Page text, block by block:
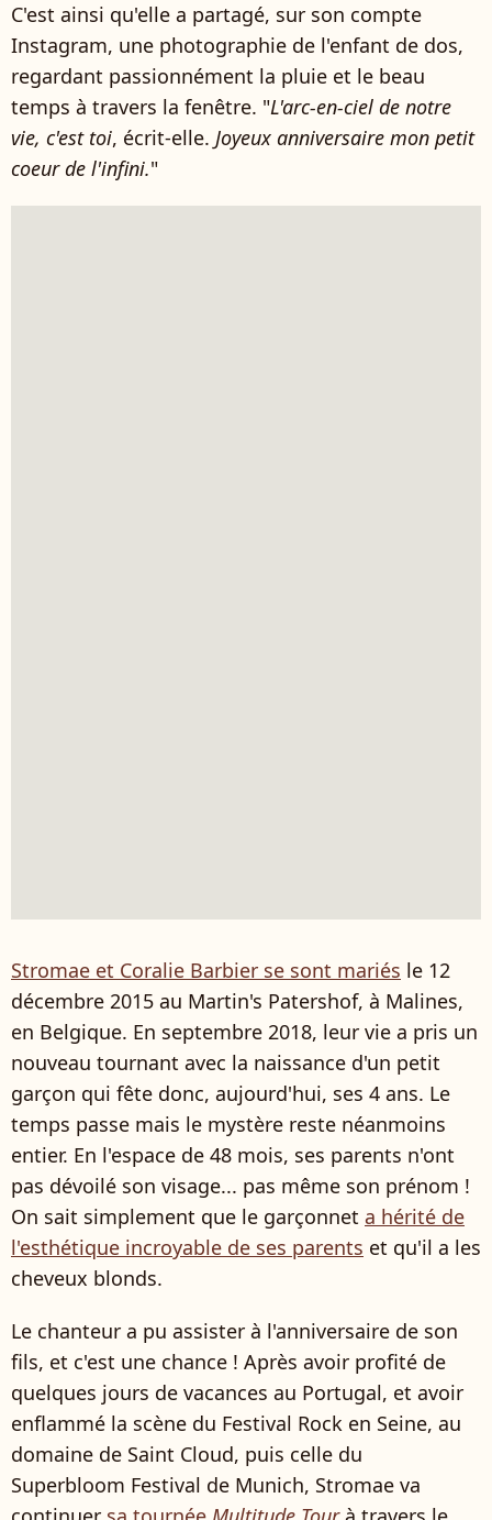
C'est ainsi qu'elle a partagé, sur son compte
Instagram, une photographie de l'enfant de dos,
regardant passionnément la pluie et le beau
temps à travers la fenêtre. "L'arc-en-ciel de notre
vie, c'est toi, écrit-elle. Joyeux anniversaire mon petit
coeur de l'infini."
Stromae et Coralie Barbier se sont mariés le 12
décembre 2015 au Martin's Patershof, à Malines,
en Belgique. En septembre 2018, leur vie a pris un
nouveau tournant avec la naissance d'un petit
garçon qui fête donc, aujourd'hui, ses 4 ans. Le
temps passe mais le mystère reste néanmoins
entier. En l'espace de 48 mois, ses parents n'ont
pas dévoilé son visage... pas même son prénom !
On sait simplement que le garçonnet a hérité de
l'esthétique incroyable de ses parents et qu'il a les
cheveux blonds.
Le chanteur a pu assister à l'anniversaire de son
fils, et c'est une chance ! Après avoir profité de
quelques jours de vacances au Portugal, et avoir
enflammé la scène du Festival Rock en Seine, au
domaine de Saint Cloud, puis celle du
Superbloom Festival de Munich, Stromae va